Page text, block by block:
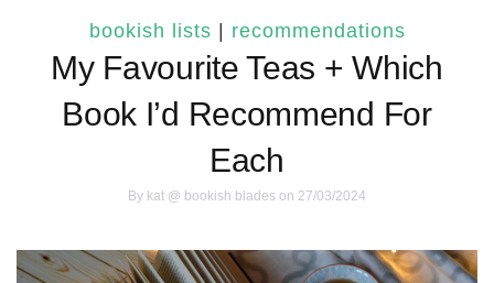
bookish lists recommendations
My Favourite Teas + Which
Book I’d Recommend For
Each
By kat @ bookish blades on 27/03/2024